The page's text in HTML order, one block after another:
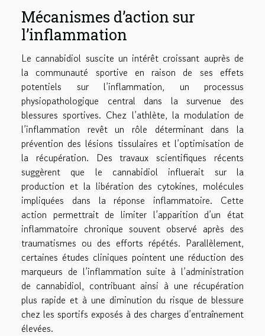
Mécanismes d’action sur
l’inflammation
Le cannabidiol suscite un intérêt croissant auprès de
la communauté sportive en raison de ses effets
potentiels sur l’inflammation, un processus
physiopathologique central dans la survenue des
blessures sportives. Chez l’athlète, la modulation de
l’inflammation revêt un rôle déterminant dans la
prévention des lésions tissulaires et l’optimisation de
la récupération. Des travaux scientifiques récents
suggèrent que le cannabidiol influerait sur la
production et la libération des cytokines, molécules
impliquées dans la réponse inflammatoire. Cette
action permettrait de limiter l’apparition d’un état
inflammatoire chronique souvent observé après des
traumatismes ou des efforts répétés. Parallèlement,
certaines études cliniques pointent une réduction des
marqueurs de l’inflammation suite à l’administration
de cannabidiol, contribuant ainsi à une récupération
plus rapide et à une diminution du risque de blessure
chez les sportifs exposés à des charges d’entraînement
élevées.